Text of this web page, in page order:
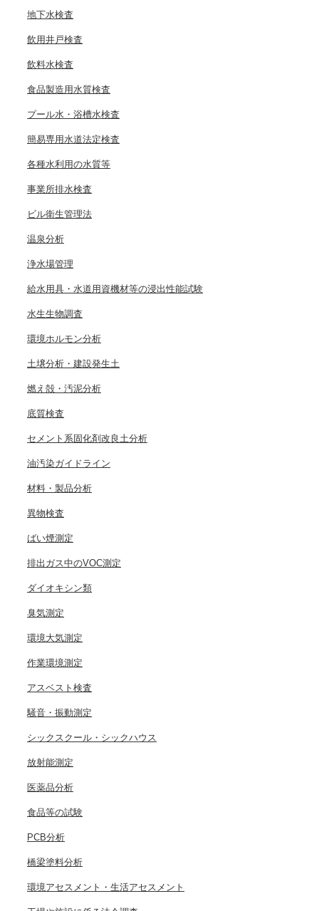
地下水検査
飲用井戸検査
飲料水検査
食品製造用水質検査
プール水・浴槽水検査
簡易専用水道法定検査
各種水利用の水質等
事業所排水検査
ビル衛生管理法
温泉分析
浄水場管理
給水用具・水道用資機材等の浸出性能試験
水生生物調査
環境ホルモン分析
土壌分析・建設発生土
燃え殻・汚泥分析
底質検査
セメント系固化剤改良土分析
油汚染ガイドライン
材料・製品分析
異物検査
ばい煙測定
排出ガス中のVOC測定
ダイオキシン類
臭気測定
環境大気測定
作業環境測定
アスベスト検査
騒音・振動測定
シックスクール・シックハウス
放射能測定
医薬品分析
食品等の試験
PCB分析
橋梁塗料分析
環境アセスメント・生活アセスメント